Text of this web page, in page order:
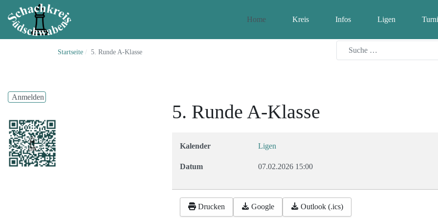
Home Kreis Infos Ligen
Startseite 5. Runde A-Klasse
5. Runde A-Klasse
Kalender Ligen
Datum 07.02.2026 15:00
Drucken Google Outlook (.ics)
Anmelden